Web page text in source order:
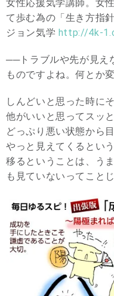
女性応援気学講師。女
て歩む為の「生き方指
ジョン気学 http://4k-
──トラブルや先が見え
ものですよね。何とか
しんどいと思った時に
他がいいと思ってスッ
どっぷり悪い状態から
やっと見えてくるとい
移るということは、う
も見ていないってこと